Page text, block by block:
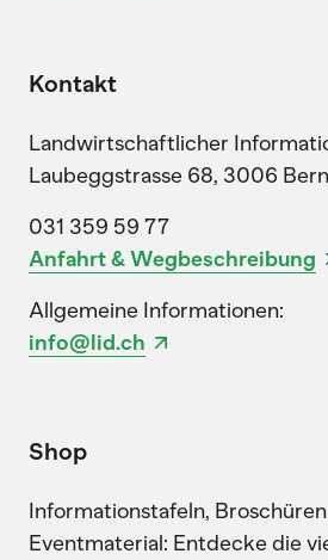
Kontakt
Landwirtschaftlicher
Laubeggstrasse 68, 3006 Bern
031 359 59 77
Anfahrt & Wegbeschreibung
Allgemeine Informationen:
info@lid.ch
Shop
Informationstafeln,
Eventmaterial: Entdecke die